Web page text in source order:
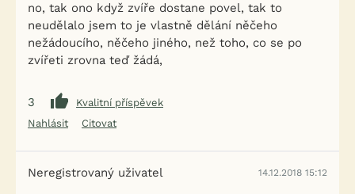
no, tak ono když zvíře dostane povel, tak to
neudělalo jsem to je vlastně dělání něčeho
nežádoucího, něčeho jiného, než toho, co se po
zvířeti zrovna teď žádá,
3
Kvalitní příspěvek
Nahlásit
Citovat
Neregistrovaný uživatel 14.12.2018 15:12